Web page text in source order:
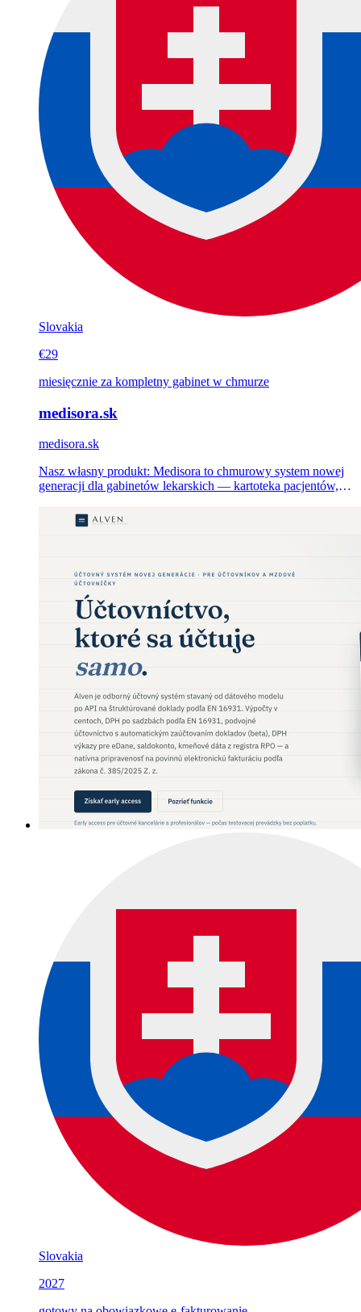
Slovakia
€29
miesięcznie za kompletny gabinet w chmurze
medisora.sk
medisora.sk
Nasz własny produkt: Medisora to chmurowy system nowej
generacji dla gabinetów lekarskich — kartoteka pacjentów,
w jednej aplikacji w przeglądarce, dokumentacja AI w
drodze. Od 29 € miesięcznie, bez instalacji.
Slovakia
2027